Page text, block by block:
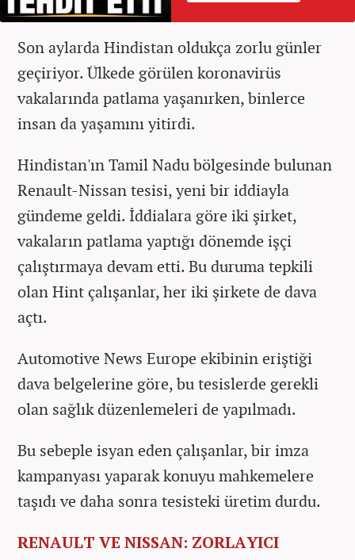
Son aylarda Hindistan oldukça zorlu günler
geçiriyor. Ülkede görülen koronavirüs
vakalarında patlama yaşanırken, binlerce
insan da yaşamını yitirdi.
Hindistan'ın Tamil Nadu bölgesinde bulunan
Renault-Nissan tesisi, yeni bir iddiayla
gündeme geldi. İddialara göre iki şirket,
vakaların patlama yaptığı dönemde işçi
çalıştırmaya devam etti. Bu duruma tepkili
olan Hint çalışanlar, her iki şirkete de dava
açtı.
Automotive News Europe ekibinin eriştiği
dava belgelerine göre, bu tesislerde gerekli
olan sağlık düzenlemeleri de yapılmadı.
Bu sebeple isyan eden çalışanlar, bir imza
kampanyası yaparak konuyu mahkemelere
taşıdı ve daha sonra tesisteki üretim durdu.
RENAULT VE NISSAN: ZORLAYICI